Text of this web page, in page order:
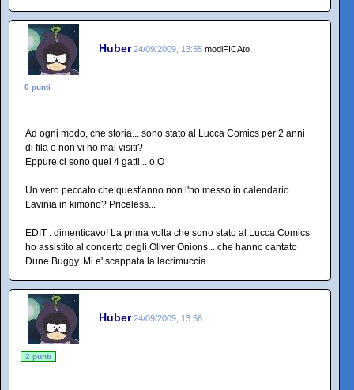
Huber 24/09/2009, 13:55 modiFICAto
0 punti
Ad ogni modo, che storia... sono stato al Lucca Comics per 2 anni
di fila e non vi ho mai visiti?
Eppure ci sono quei 4 gatti... o.O
Un vero peccato che quest'anno non l'ho messo in calendario.
Lavinia in kimono? Priceless...
EDIT : dimenticavo! La prima volta che sono stato al Lucca Comics
ho assistito al concerto degli Oliver Onions... che hanno cantato
Dune Buggy. Mi e' scappata la lacrimuccia...
Huber 24/09/2009, 13:58
2 punti